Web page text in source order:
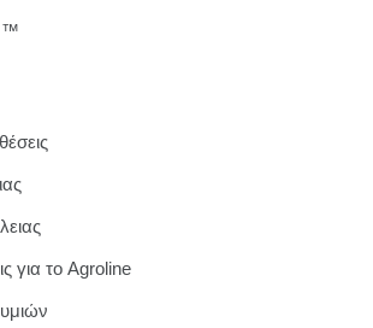
για το Agroline
™